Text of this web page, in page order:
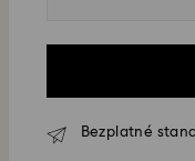
Bezplatné